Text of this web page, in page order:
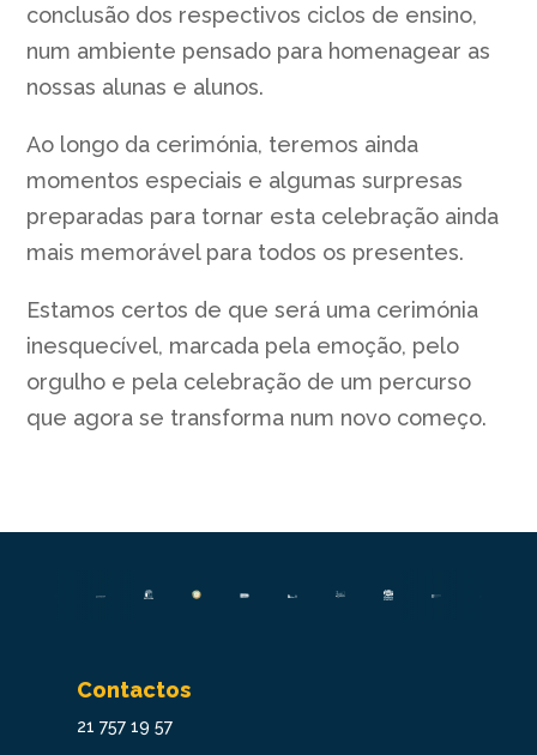
conclusão dos respectivos ciclos de ensino,
num ambiente pensado para homenagear as
nossas alunas e alunos.
Ao longo da cerimónia, teremos ainda
momentos especiais e algumas surpresas
preparadas para tornar esta celebração ainda
mais memorável para todos os presentes.
Estamos certos de que será uma cerimónia
inesquecível, marcada pela emoção, pelo
orgulho e pela celebração de um percurso
que agora se transforma num novo começo.
Contactos
21 757 19 57